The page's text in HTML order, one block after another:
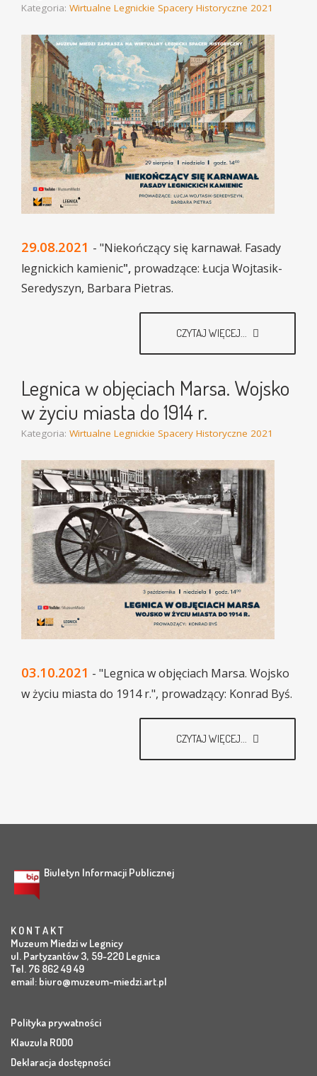
Kategoria: Wirtualne Legnickie Spacery Historyczne 2021
29.08.2021 - "Niekończący się karnawał. Fasady
legnickich kamienic", prowadzące: Łucja Wojtasik-
Seredyszyn, Barbara Pietras.
CZYTAJ WIĘCEJ...
Legnica w objęciach Marsa. Wojsko
w życiu miasta do 1914 r.
Kategoria: Wirtualne Legnickie Spacery Historyczne 2021
03.10.2021 - "Legnica w objęciach Marsa. Wojsko
w życiu miasta do 1914 r.", prowadzący: Konrad Byś.
CZYTAJ WIĘCEJ...
Biuletyn Informacji Publicznej
K O N T A K T
Muzeum Miedzi w Legnicy
ul. Partyzantów 3, 59-220 Legnica
Tel. 76 862 49 49
email: biuro@muzeum-miedzi.art.pl
Polityka prywatności
Klauzula RODO
Deklaracja dostępności